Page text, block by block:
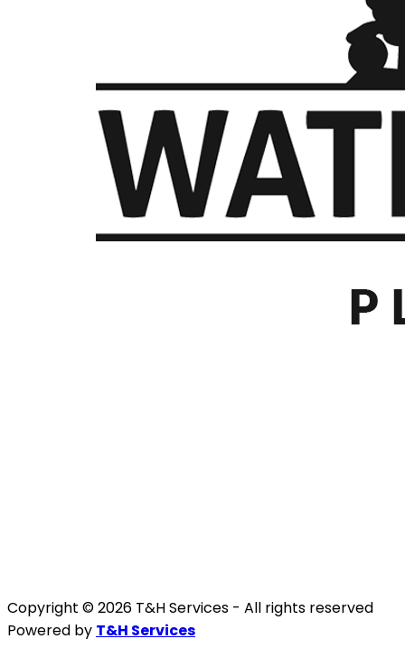
Copyright © 2026 T&H Services - All rights reserved
Powered by T&H Services